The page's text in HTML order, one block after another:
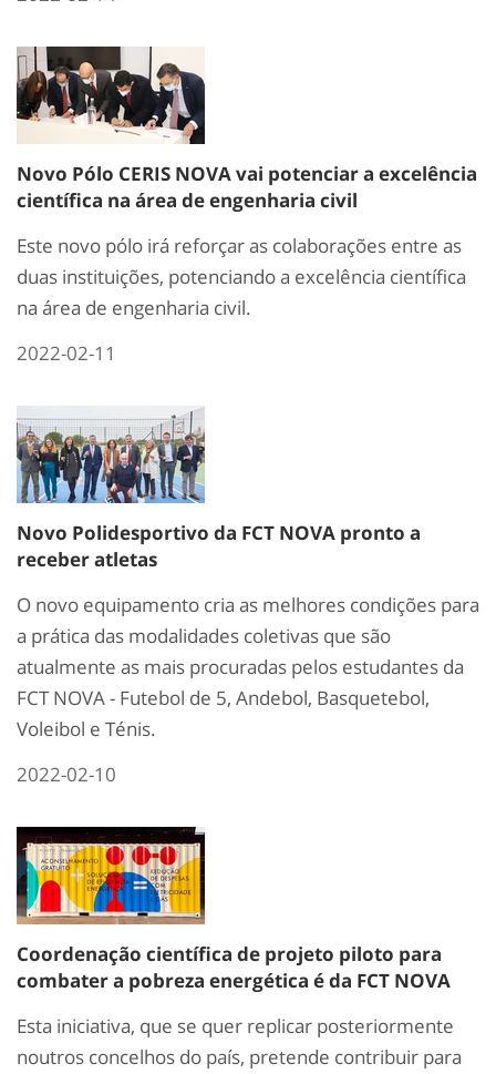
Novo Pólo CERIS NOVA vai potenciar a excelência
científica na área de engenharia civil
Este novo pólo irá reforçar as colaborações entre as
duas instituições, potenciando a excelência científica
na área de engenharia civil.
2022-02-11
Novo Polidesportivo da FCT NOVA pronto a
receber atletas
O novo equipamento cria as melhores condições para
a prática das modalidades coletivas que são
atualmente as mais procuradas pelos estudantes da
FCT NOVA - Futebol de 5, Andebol, Basquetebol,
Voleibol e Ténis.
2022-02-10
Coordenação científica de projeto piloto para
combater a pobreza energética é da FCT NOVA
Esta iniciativa, que se quer replicar posteriormente
noutros concelhos do país, pretende contribuir para